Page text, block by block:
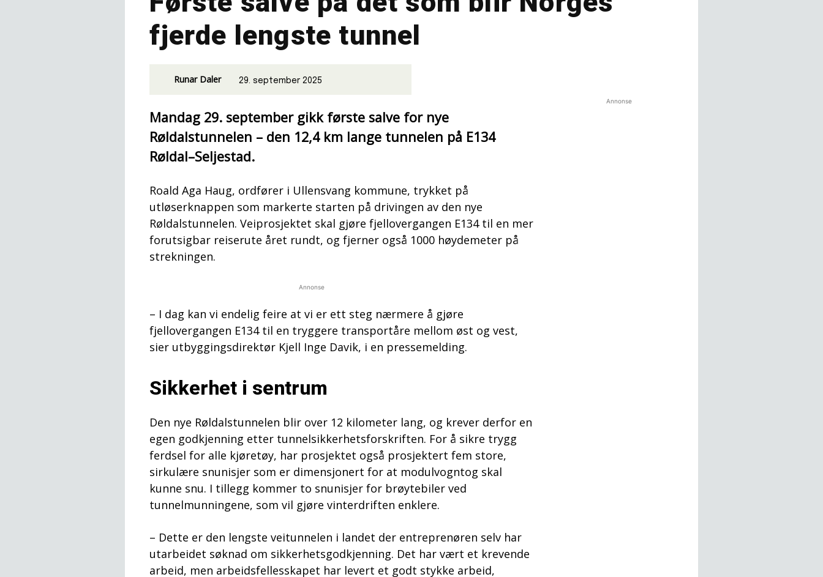
fjerde lengste tunnel
Runar Daler 29. september 2025
Mandag 29. september gikk første salve for nye
Røldalstunnelen – den 12,4 km lange tunnelen på E134
Røldal–Seljestad.
Roald Aga Haug, ordfører i Ullensvang kommune, trykket på
utløserknappen som markerte starten på drivingen av den nye
Røldalstunnelen. Veiprosjektet skal gjøre fjellovergangen E134 til en mer
forutsigbar reiserute året rundt, og fjerner også 1000 høydemeter på
strekningen.
Annonse
– I dag kan vi endelig feire at vi er ett steg nærmere å gjøre
fjellovergangen E134 til en tryggere transportåre mellom øst og vest,
sier utbyggingsdirektør Kjell Inge Davik, i en pressemelding.
Sikkerhet i sentrum
Den nye Røldalstunnelen blir over 12 kilometer lang, og krever derfor en
egen godkjenning etter tunnelsikkerhetsforskriften. For å sikre trygg
ferdsel for alle kjøretøy, har prosjektet også prosjektert fem store,
sirkulære snunisjer som er dimensjonert for at modulvogntog skal
kunne snu. I tillegg kommer to snunisjer for brøytebiler ved
tunnelmunningene, som vil gjøre vinterdriften enklere.
– Dette er den lengste veitunnelen i landet der entreprenøren selv har
utarbeidet søknad om sikkerhetsgodkjenning. Det har vært et krevende
arbeid, men arbeidsfellesskapet har levert et godt stykke arbeid,
Annonse